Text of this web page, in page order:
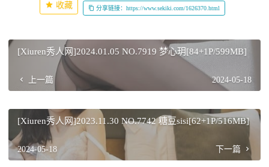
收藏 分享链接：https://www.sekiki.com/1626370.html
[Xiuren秀人网]2024.01.05 NO.7919 梦心玥[84+1P/599MB]
上一篇 2024-05-18
[Xiuren秀人网]2023.11.30 NO.7742 糖豆sisi[62+1P/516MB]
2024-05-18 下一篇